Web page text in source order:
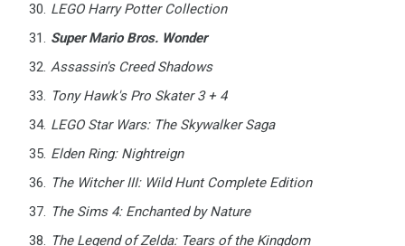
LEGO Harry Potter Collection
Super Mario Bros. Wonder
Assassin's Creed Shadows
Tony Hawk's Pro Skater 3 + 4
LEGO Star Wars: The Skywalker Saga
Elden Ring: Nightreign
The Witcher III: Wild Hunt Complete Edition
The Sims 4: Enchanted by Nature
The Legend of Zelda: Tears of the Kingdom